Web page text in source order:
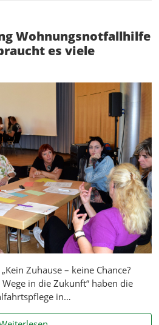
Wohnungsnotfallhilfe
es viele
Zuhause – keine Chance?
in die Zukunft“ haben die
in…